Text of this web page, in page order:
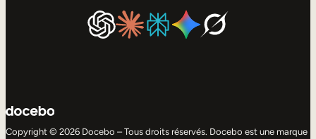
Copyright © 2026 Docebo – Tous droits réservés. Docebo est une marque